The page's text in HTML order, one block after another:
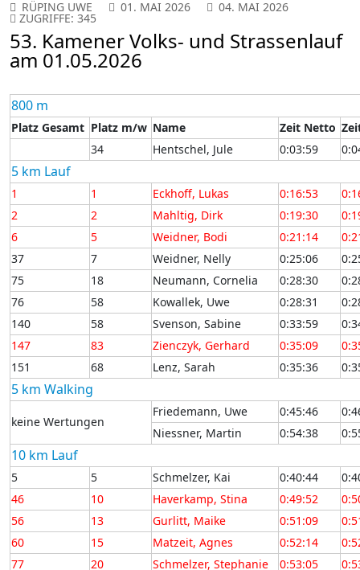
RÜPING UWE 01. MAI 2026 04. MAI 2026
ZUGRIFFE: 345
53. Kamener Volks- und Strassenlauf
am 01.05.2026
800 m
Platz Gesamt Platz m/w Name Zeit Netto
34
Hentschel, Jule 0:03:59
5 km Lauf
1 1 Eckhoff, Lukas 0:16:53
2
2 Mahltig, Dirk 0:19:30
6
5 Weidner, Bodi 0:21:14
37
7 Weidner, Nelly 0:25:06
75
18 Neumann, Cornelia 0:28:30
76
58 Kowallek, Uwe 0:28:31
140
58 Svenson, Sabine 0:33:59
147
83 Zienczyk, Gerhard 0:35:09
151
68 Lenz, Sarah 0:35:36
5 km Walking
keine Wertungen
Friedemann, Uwe 0:45:46
Niessner, Martin
0:54:38
10 km Lauf
5 5 Schmelzer, Kai 0:40:44
46
10 Haverkamp, Stina 0:49:52
56
13 Gurlitt, Maike 0:51:09
60
15 Matzeit, Agnes 0:52:14
77
20 Schmelzer, Stephanie 0:53:05